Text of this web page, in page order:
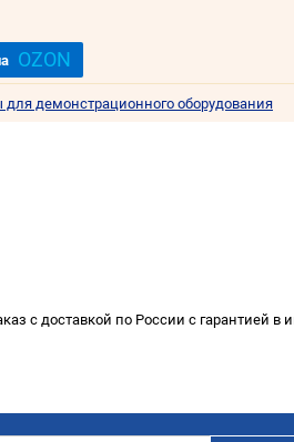
OZON
демонстрационного оборудования
с доставкой по России с гарантией в